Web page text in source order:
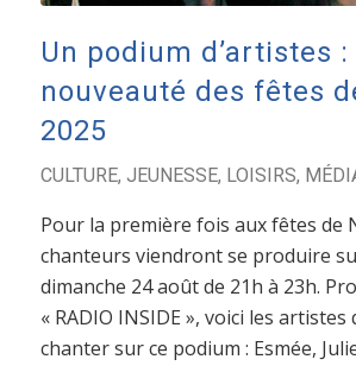
Un podium d’artistes :
nouveauté des fêtes
2025
CULTURE, JEUNESSE, LOISIRS,
Pour la première fois aux fêtes de
chanteurs viendront se produire
dimanche 24 août de 21h à 23h.
« RADIO INSIDE », voici les
chanter sur ce podium : Esmée,